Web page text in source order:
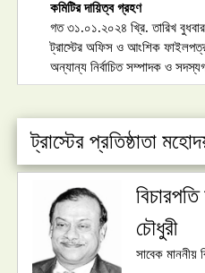
কমিটির দায়িত্ব গ্রহণ
গত ৩১.০১.২০২৪ খ্রি. তারিখ
ট্রাস্টের অফিস ও আংশিক
অন্যান্য নির্বাচিত সম্পাদক ও
ট্রাস্টের প্রতিষ্ঠাতা
চৌধুরী
সাবেক মাননীয়